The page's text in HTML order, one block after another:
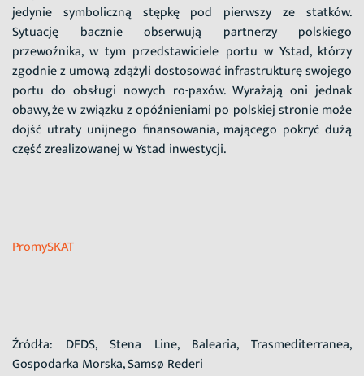
jedynie symboliczną stępkę pod pierwszy ze statków.
Sytuację bacznie obserwują partnerzy polskiego
przewoźnika, w tym przedstawiciele portu w Ystad, którzy
zgodnie z umową zdążyli dostosować infrastrukturę swojego
portu do obsługi nowych ro-paxów. Wyrażają oni jednak
obawy, że w związku z opóźnieniami po polskiej stronie może
dojść utraty unijnego finansowania, mającego pokryć dużą
część zrealizowanej w Ystad inwestycji.
PromySKAT
Źródła: DFDS, Stena Line, Balearia, Trasmediterranea,
Gospodarka Morska, Samsø Rederi